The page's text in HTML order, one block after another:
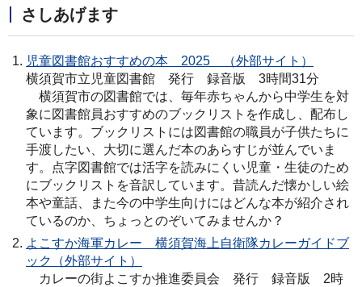
さしあげます
児童図書館おすすめの本 2025 （外部サイト）
横須賀市立児童図書館 発行 録音版 3時間31分
横須賀市の図書館では、毎年赤ちゃんから中学生を対
象に図書館員おすすめのブックリストを作成し、配布し
ています。ブックリストには図書館の職員が子供たちに
手渡したい、大切に選んだ本のあらすじが並んでいま
す。点字図書館では活字を読みにくい児童・生徒のため
にブックリストを音訳しています。昔読んだ懐かしい絵
本や童話、また今の中学生向けにはどんな本が紹介され
ているのか、ちょっとのぞいてみませんか？
よこすか海軍カレー 横須賀海上自衛隊カレーガイドブ
ック（外部サイト）
カレーの街よこすか推進委員会 発行 録音版 2時